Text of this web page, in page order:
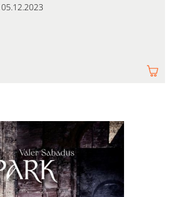
05.12.2023